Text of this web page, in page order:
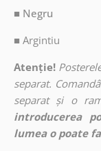
■ Negru
■ Argintiu
Atenție!
separat.
separat și o
introducerea
lumea o poate